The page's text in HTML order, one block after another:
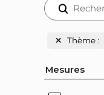
✕ Thème :
Mesures